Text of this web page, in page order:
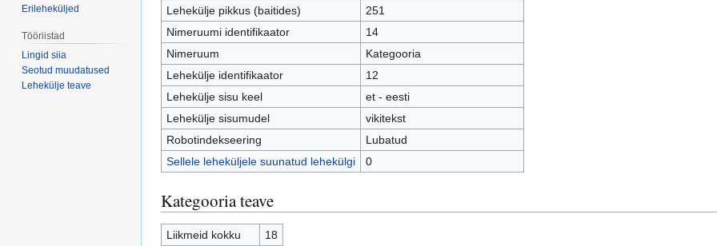
Lehekülje pikkus (baitides)
251
Nimeruumi identifikaator
14
Nimeruum
Kategooria
Lehekülje identifikaator
12
Lehekülje sisu keel
et - eesti
Lehekülje sisumudel
vikitekst
Robotindekseering
Lubatud
Sellele leheküljele suunatud lehekülgi
0
Kategooria teave
Liikmeid kokku
18
Erileheküljed
Tööriistad
Lingid siia
Seotud muudatused
Lehekülje teave